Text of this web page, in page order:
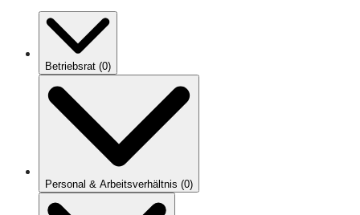
Betriebsrat (0)
Personal & Arbeitsverhältnis (0)